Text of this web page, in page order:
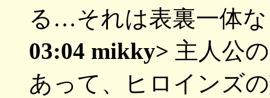
る…それは表裏一体
03:04 mikky> 主人公
あって、ヒロインズ